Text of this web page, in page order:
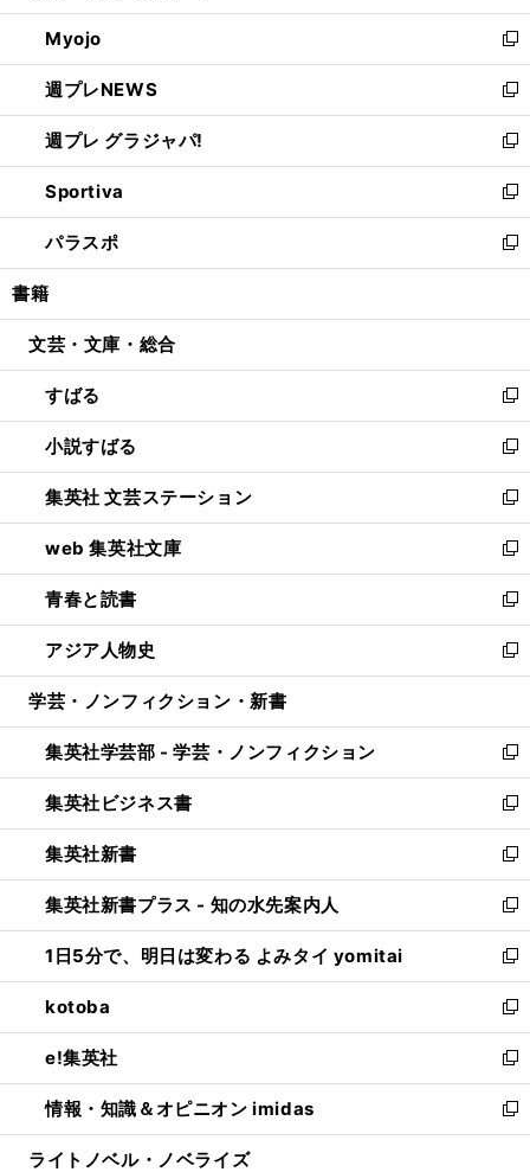
開
く
ウ
で
開
く
ン
ド
ウ
で
開
く
ウ
ィ
ン
ド
ウ
で
開
く
Myojo
新
し
い
ウ
ィ
ン
ド
ウ
で
開
週プレNEWS
新
し
い
ウ
ィ
ン
ド
ウ
開
週プレ グラジャパ!
新
し
い
ウ
ィ
ン
ウ
開
く
Sportiva
新
し
い
ウ
ン
ウ
で
開
く
パラスポ
新
し
ウ
ン
ド
ウ
で
開
く
書籍
文芸・文庫・総合
すばる
新
し
い
ウ
ィ
ン
ド
ウ
で
開
く
小説すばる
新
し
い
ウ
ィ
ン
ド
ウ
で
開
集英社 文芸ステーション
新
し
い
ウ
ィ
ン
ド
ウ
開
く
web 集英社文庫
新
し
い
ウ
ィ
ン
ウ
で
開
く
青春と読書
新
し
い
ウ
ン
ド
ウ
で
開
く
アジア人物史
新
し
ウ
ィ
ン
ド
ウ
で
開
く
学芸・ノンフィクション・新書
集英社学芸部 - 学芸・ノンフィクション
新
し
い
ウ
ィ
ン
ド
ウ
で
開
く
集英社ビジネス書
新
し
い
ウ
ィ
ン
ド
ウ
で
開
く
集英社新書
新
し
い
ウ
ィ
ン
ド
ウ
で
開
く
集英社新書プラス - 知の水先案内人
新
し
い
ウ
ィ
ン
ド
ウ
で
開
1日5分で、明日は変わる よみタイ yomitai
新
し
い
ウ
ィ
ン
ド
ウ
kotoba
新
し
い
ウ
ィ
ン
e!集英社
新
し
い
ウ
情報・知識＆オピニオン imidas
新
し
ライトノベル・ノベライズ